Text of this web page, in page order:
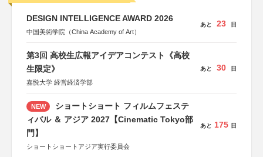
DESIGN INTELLIGENCE AWARD 2026
中国美術学院（China Academy of Art）
あと 23 日
第3回 高校生広報アイデアコンテスト《高校
生限定》
嘉悦大学 経営経済学部
あと 30 日
NEW
ショートショート フィルムフェステ
ィバル ＆ アジア 2027【Cinematic Tokyo部
門】
ショートショートアジア実行委員会
あと 175 日